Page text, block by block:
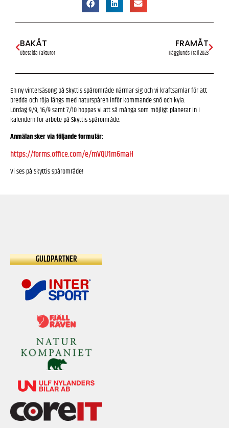
BAKÅT
Obetalda Fakturor
FRAMÅT
Hägglunds Trail 2023
En ny vintersäsong på Skyttis spårområde närmar sig och vi kraftsamlar för att
bredda och röja längs med naturspåren inför kommande snö och kyla.
Lördag 9/9, 16/9 samt 7/10 hoppas vi att så många som möjligt planerar in i
kalendern för arbete på Skyttis spårområde.
Anmälan sker via följande formulär:
https://forms.office.com/e/mVQU1m6maH
Vi ses på Skyttis spårområde!
GULDPARTNER